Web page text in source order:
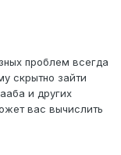
проблем всегда
скрытно зайти
и других
вас вычислить